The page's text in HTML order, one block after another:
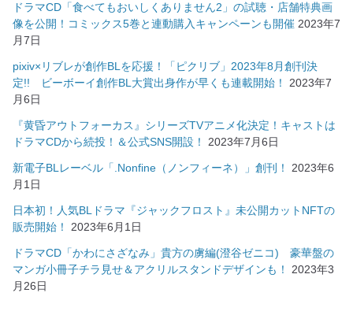
ドラマCD「食べてもおいしくありません2」の試聴・店舗特典画
像を公開！コミックス5巻と連動購入キャンペーンも開催 2023年7
月7日
pixiv×リブレが創作BLを応援！「ピクリブ」2023年8月創刊決
定!! ビーボーイ創作BL大賞出身作が早くも連載開始！
2023年7
月6日
『黄昏アウトフォーカス』シリーズTVアニメ化決定！キャストは
ドラマCDから続投！＆公式SNS開設！
2023年7月6日
新電子BLレーベル「.Nonfine（ノンフィーネ）」創刊！
2023年6
月1日
日本初！人気BLドラマ『ジャックフロスト』未公開カットNFTの
販売開始！
2023年6月1日
ドラマCD「かわにさざなみ」貴方の虜編(澄谷ゼニコ) 豪華盤の
マンガ小冊子チラ見せ＆アクリルスタンドデザインも！
2023年3
月26日